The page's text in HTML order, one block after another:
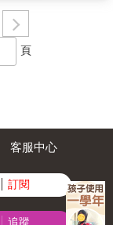
頁
客服中心
訂閱
追蹤